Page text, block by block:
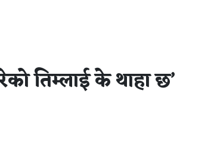
तिम्लाई के थाहा छ’